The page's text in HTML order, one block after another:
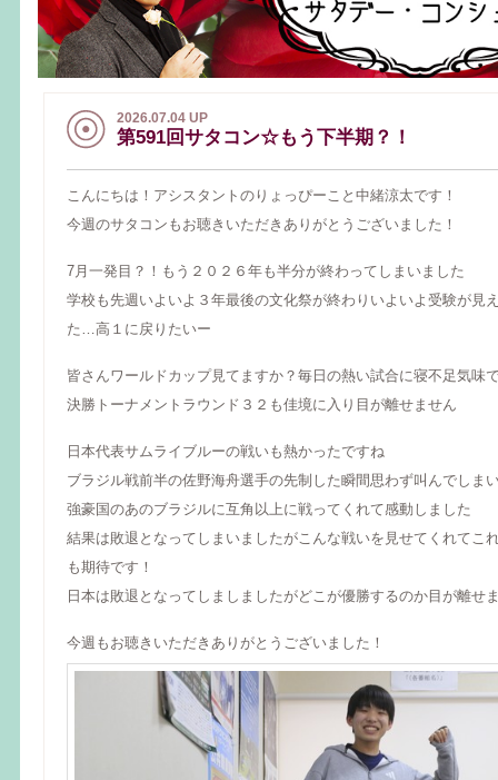
2026.07.04 UP
第591回サタコン☆もう下半期？！
こんにちは！アシスタントのりょっぴーこと中緒涼太です！
今週のサタコンもお聴きいただきありがとうございました！
7月一発目？！もう２０２６年も半分が終わってしまいました
学校も先週いよいよ３年最後の文化祭が終わりいよいよ受験が見
た…高１に戻りたいー
皆さんワールドカップ見てますか？毎日の熱い試合に寝不足気味
決勝トーナメントラウンド３２も佳境に入り目が離せません
日本代表サムライブルーの戦いも熱かったですね
ブラジル戦前半の佐野海舟選手の先制した瞬間思わず叫んでしま
強豪国のあのブラジルに互角以上に戦ってくれて感動しました
結果は敗退となってしまいましたがこんな戦いを見せてくれてこ
も期待です！
日本は敗退となってしましましたがどこが優勝するのか目が離せ
今週もお聴きいただきありがとうございました！